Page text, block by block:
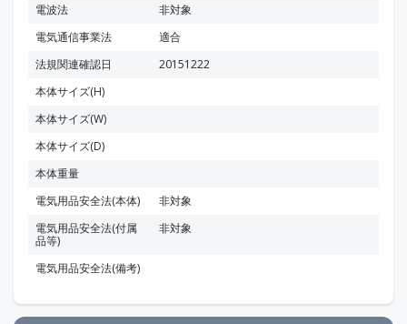
電波法
非対象
電気通信事業法
適合
法規関連確認日
20151222
本体サイズ(H)
本体サイズ(W)
本体サイズ(D)
本体重量
電気用品安全法(本体)
非対象
電気用品安全法(付属
品等)
非対象
電気用品安全法(備考)